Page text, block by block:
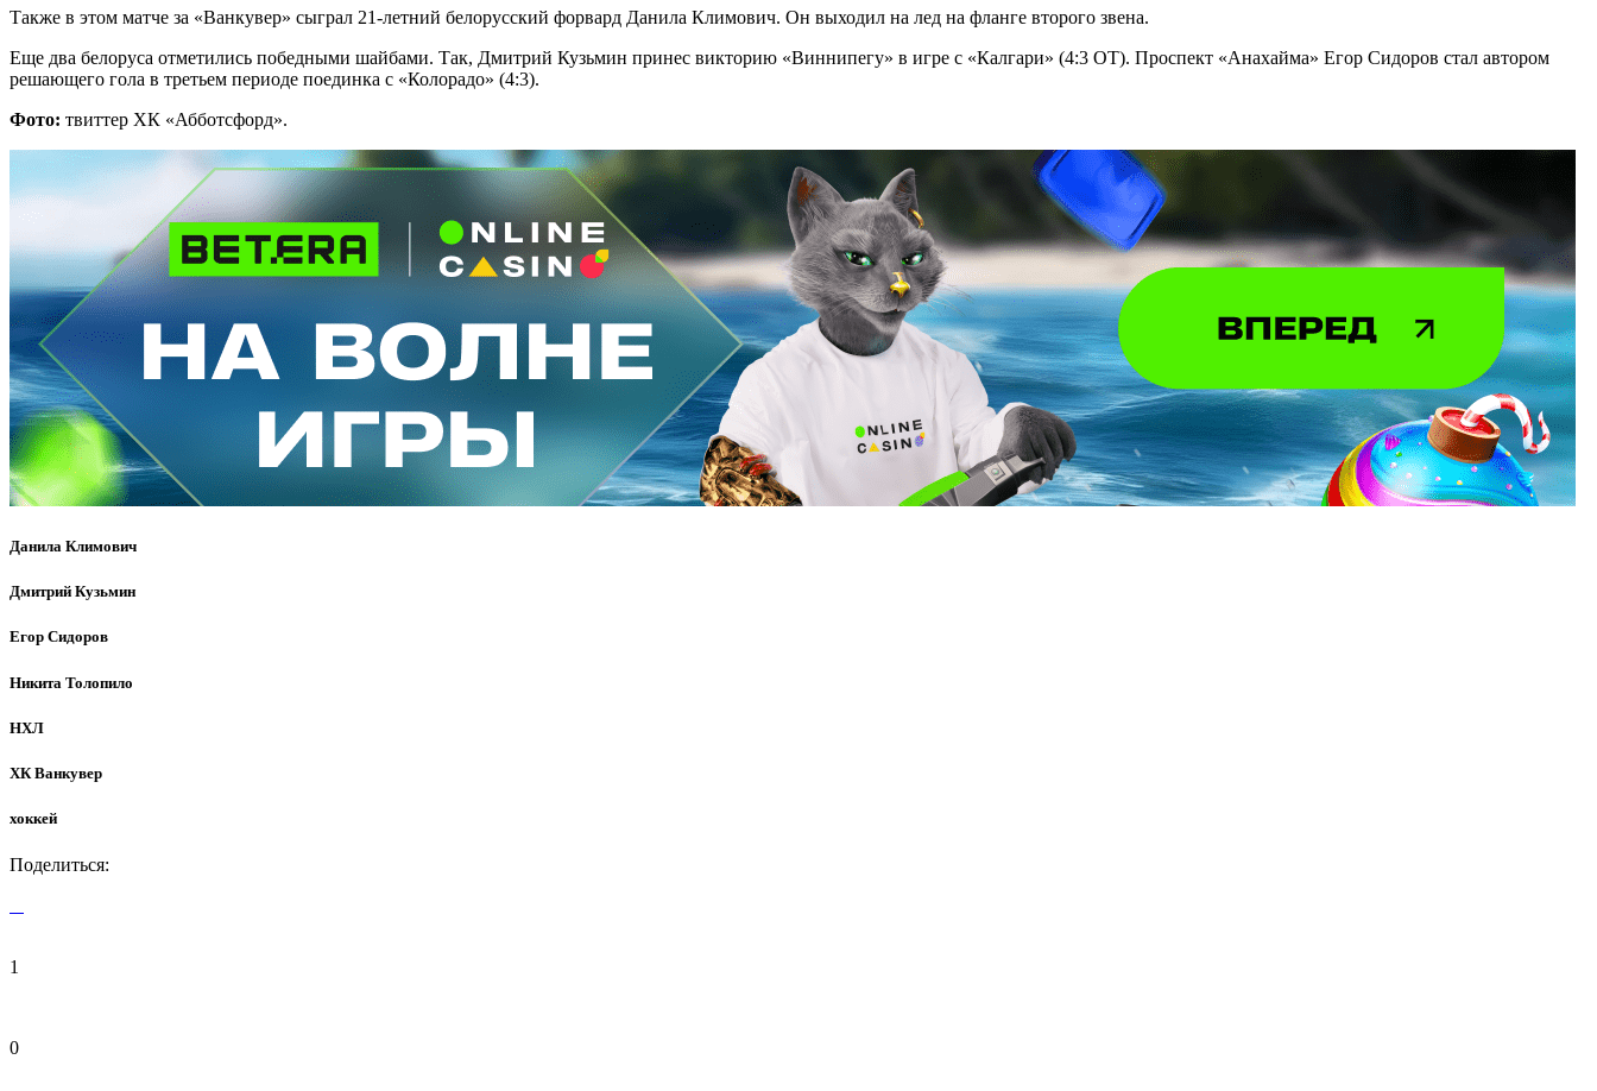
Также в этом матче за «Ванкувер» сыграл 21-летний белорусский форвард Данила Климович. Он выходил на лед на фланге второго звена.
Еще два белоруса отметились победными шайбами. Так, Дмитрий Кузьмин принес викторию «Виннипегу» в игре с «Калгари» (4:3 ОТ). Проспект «Анахайма» Егор Сидоров стал автором
решающего гола в третьем периоде поединка с «Колорадо» (4:3).
Фото: твиттер ХК «Абботсфорд».
Данила Климович
Дмитрий Кузьмин
Егор Сидоров
Никита Толопило
НХЛ
ХК Ванкувер
хоккей
Поделиться:
1
0